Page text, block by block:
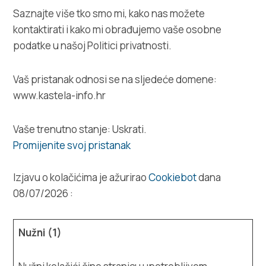
Saznajte više tko smo mi, kako nas možete
kontaktirati i kako mi obrađujemo vaše osobne
podatke u našoj Politici privatnosti.
Vaš pristanak odnosi se na sljedeće domene:
www.kastela-info.hr
Vaše trenutno stanje: Uskrati.
Promijenite svoj ​​pristanak
Izjavu o kolačićima je ažuriraoCookiebotdana
08/07/2026 :
Nužni (1)